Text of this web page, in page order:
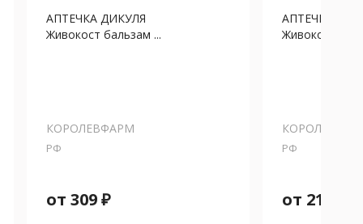
АПТЕЧКА ДИКУЛЯ
Живокост бальзам ...
КОРОЛЕВФАРМ
РФ
от 309₽
АПТЕЧКА
Живокост
РФ
от 212